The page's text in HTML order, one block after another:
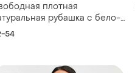
плотная
рубашка с бело-
тонах 50-52-54
54